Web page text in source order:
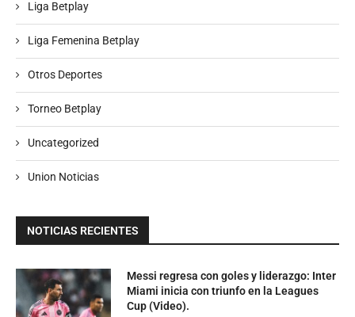
Liga Betplay
Liga Femenina Betplay
Otros Deportes
Torneo Betplay
Uncategorized
Union Noticias
NOTICIAS RECIENTES
Messi regresa con goles y liderazgo: Inter
Miami inicia con triunfo en la Leagues
Cup (Video).